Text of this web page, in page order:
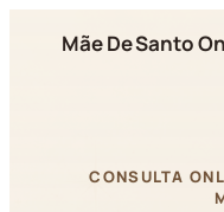
Mãe De Santo
CONSULTA